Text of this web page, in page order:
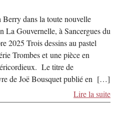
dans la toute nouvelle
La Gouvernelle, à Sancergues du
2025 Trois dessins au pastel
Trombes et une pièce en
Le titre de
de Joë Bousquet publié en […]
Lire la suite